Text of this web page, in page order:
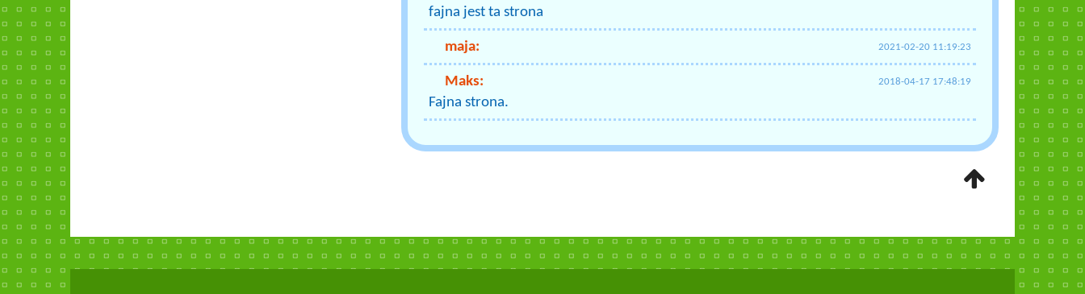
fajna jest ta strona
maja: 2021-02-20 11:19:23
Maks: 2018-04-17 17:48:19
Fajna strona.